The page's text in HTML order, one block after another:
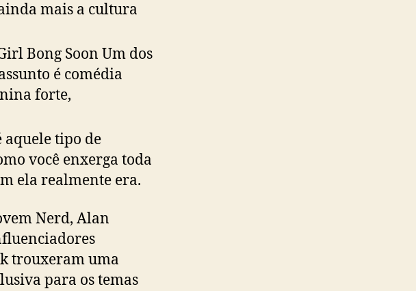
mais a cultura
Bong Soon Um dos
é comédia
forte,
aquele tipo de
você enxerga toda
ela realmente era.
Nerd, Alan
trouxeram uma
para os temas